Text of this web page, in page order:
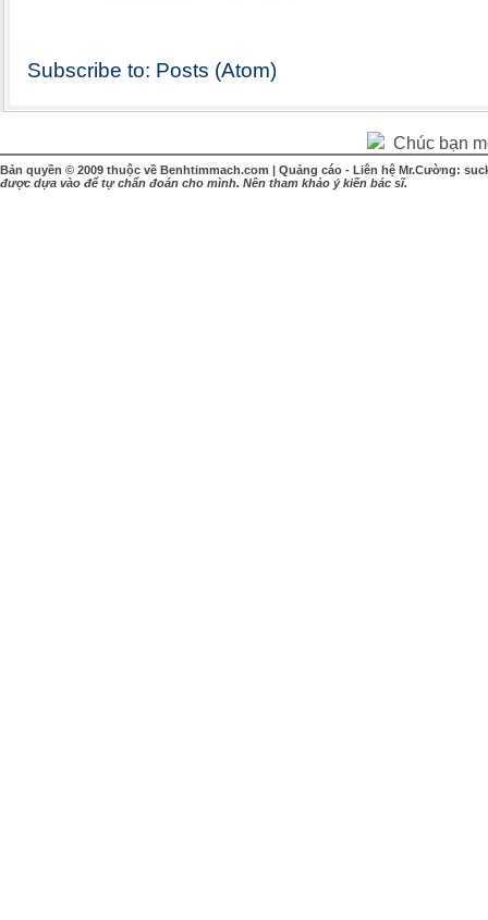
Subscribe to: Posts (Atom)
Chúc bạn
Bản quyền © 2009 thuộc về Benhtimmach.com | Quảng cáo - Liên hệ Mr.Cường:
được dựa vào để tự chẩn đoán cho mình. Nên tham khảo ý kiến bác sĩ.